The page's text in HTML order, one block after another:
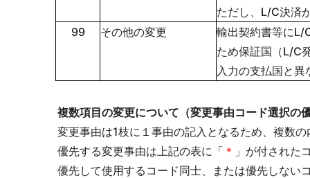
ただし、L/C決済
99
その他の変更
輸出契約書等にL/
ため保証国（L/C
入力の支払国と
複数項目の変更について（変更事由コード選択の
変更事由は1枝に１事由の記入となるため、複数
優先する変更事由は上記の表に「 ＊ 」が付された
優先して使用するコード同士、または優先しない